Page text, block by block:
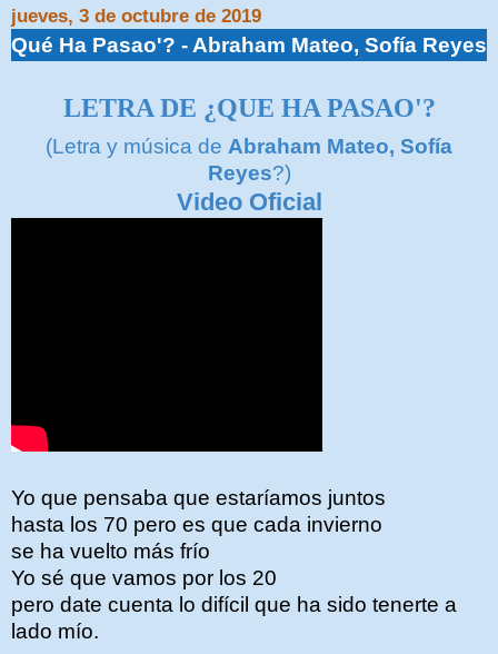
jueves, 3 de octubre de 2019
Qué Ha Pasao'? - Abraham Mateo, Sofía Reyes
LETRA DE ¿QUE HA PASAO'?
(Letra y música de Abraham Mateo, Sofía
Reyes?)
Video Oficial
Yo que pensaba que estaríamos juntos
hasta los 70 pero es que cada invierno
se ha vuelto más frío
Yo sé que vamos por los 20
pero date cuenta lo difícil que ha sido tenerte a
lado mío.